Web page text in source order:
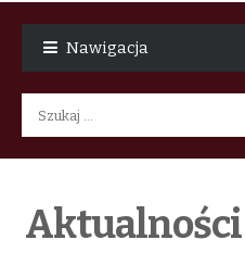
Nawigacja
Szukaj:
Aktualności